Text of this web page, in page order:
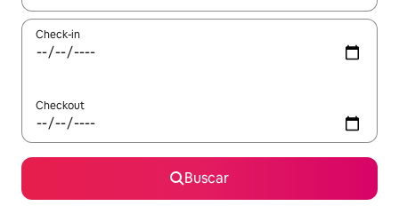
Check-in
Checkout
Buscar